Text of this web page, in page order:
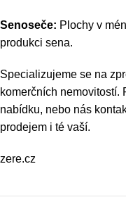
Senoseče: Plochy v
produkci sena.
Specializujeme se na
komerčních nemovitostí.
nabídku, nebo nás
prodejem i té vaší.
zere.cz